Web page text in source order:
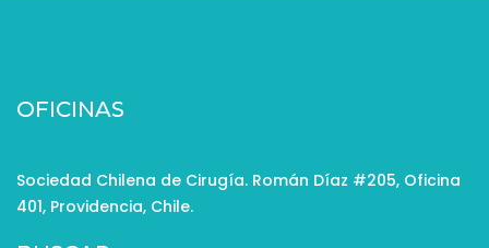
OFICINAS
Sociedad Chilena de Cirugía. Román Díaz #205, Oficina
401, Providencia, Chile.